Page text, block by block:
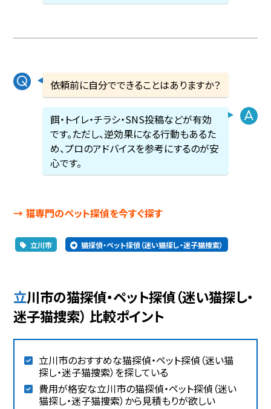
依頼前に自分でできることはありますか？
餌・トイレ・チラシ・SNS投稿などが有効
です。ただし、逆効果になる行動もあるた
め、プロのアドバイスを参考にするのが安
心です。
→ 猫専門のペット探偵を今すぐ探す
立川市 猫探偵・ペット探偵（迷い猫探し・迷子猫捜索）
立川市の猫探偵・ペット探偵（迷い猫探し・
迷子猫捜索） 比較ポイント
立川市のおすすめな猫探偵・ペット探偵（迷い猫
探し・迷子猫捜索）を探している
費用が格安な立川市の猫探偵・ペット探偵（迷い
猫探し・迷子猫捜索）から見積もりが欲しい